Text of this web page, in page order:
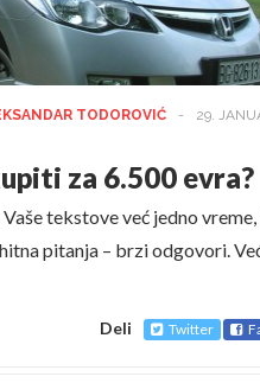
TODOROVIĆ -
29.
za 6.500 evra?
tekstove već jedno
pitanja – brzi odgovori.
Deli Twitter